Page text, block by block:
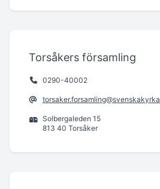
Torsåkers församling
0290-40002
Solbergaleden 15
813 40 Torsåker